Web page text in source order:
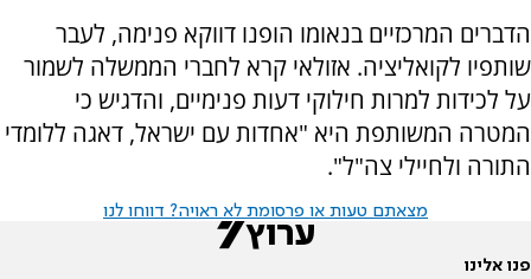
הדברים המרכזיים בנאומו הופנו דווקא פנימה, לעבר
שותפיו לקואליציה. אזולאי קרא לחברי הממשלה לשמור
על לכידות למרות חילוקי דעות פנימיים, והדגיש כי
המטרה המשותפת היא "אחדות עם ישראל, דאגה ללומדי
התורה ולחיילי צה"ל".
מצאתם טעות או פרסומת לא ראויה? דווחו לנו
פנו אלינו